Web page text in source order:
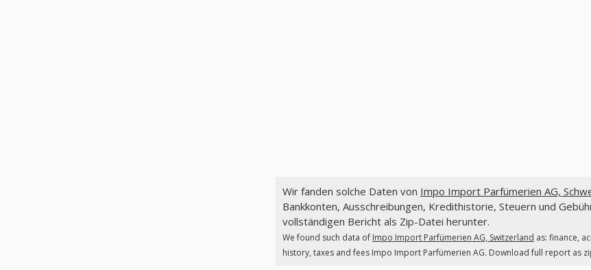
Wir fanden solche Daten von Impo Import Parfümerien AG,
Bankkonten, Ausschreibungen, Kredithistorie, Steuern und
vollständigen Bericht als Zip-Datei herunter.
We found such data of Impo Import Parfümerien AG, Switzerland as: finance,
history, taxes and fees Impo Import Parfümerien AG. Download full report as